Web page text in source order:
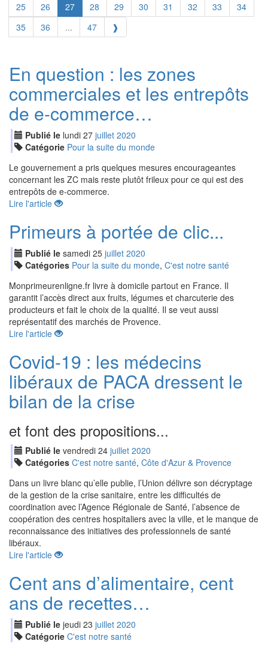
25
26 27 28 29 30 31 32 33
34
35
36 ... 47 ❱
En question : les zones
commerciales et les entrepôts
de e-commerce…
Publié le lundi 27 juillet 2020
Catégorie Pour la suite du monde
Le gouvernement a pris quelques mesures encourageantes
concernant les ZC mais reste plutôt frileux pour ce qui est des
entrepôts de e-commerce.
Lire l'article
Primeurs à portée de clic...
Publié le samedi 25 juillet 2020
Catégories Pour la suite du monde, C'est notre santé
Monprimeurenligne.fr livre à domicile partout en France. Il
garantit l’accès direct aux fruits, légumes et charcuterie des
producteurs et fait le choix de la qualité. Il se veut aussi
représentatif des marchés de Provence.
Lire l'article
Covid-19 : les médecins
libéraux de PACA dressent le
bilan de la crise
et font des propositions...
Publié le vendredi 24 juillet 2020
Catégories C'est notre santé, Côte d'Azur & Provence
Dans un livre blanc qu’elle publie, l’Union délivre son décryptage
de la gestion de la crise sanitaire, entre les difficultés de
coordination avec l’Agence Régionale de Santé, l’absence de
coopération des centres hospitaliers avec la ville, et le manque de
reconnaissance des initiatives des professionnels de santé
libéraux.
Lire l'article
Cent ans d’alimentaire, cent
ans de recettes…
Publié le jeudi 23 juillet 2020
Catégorie C'est notre santé